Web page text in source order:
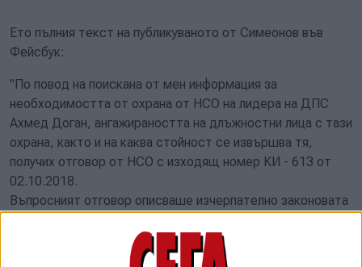
Ето пълния текст на публикуваното от Симеонов във
Фейсбук:
"По повод на поискана от мен информация за
необходимостта от охрана от НСО на лидера на ДПС
Ахмед Доган, ангажираността на длъжностни лица с тази
охрана, както и на каква стойност се извършва тя,
получих отговор от НСО с изходящ номер КИ - 613 от
02.10.2018.
Въпросният отговор описваше изчерпателно законовата
изискванията за достъп до част от исканата
информация, но практически не даваше отговор на по-